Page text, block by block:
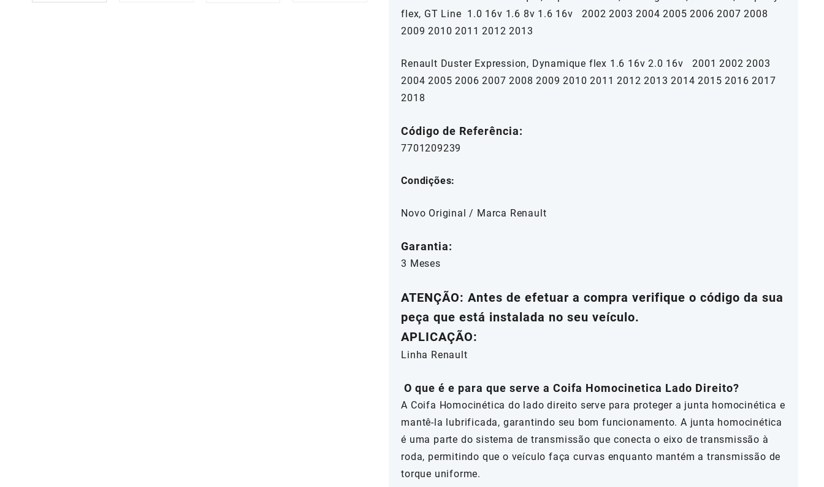
flex, GT Line 1.0 16v 1.6 8v 1.6 16v 2002 2003 2004 2005 2006 2007 2008
2009 2010 2011 2012 2013
Renault Duster Expression, Dynamique flex 1.6 16v 2.0 16v 2001 2002 2003
2004 2005 2006 2007 2008 2009 2010 2011 2012 2013 2014 2015 2016 2017
2018
Código de Referência:
7701209239
Condições:
Novo Original / Marca Renault
Garantia:
3 Meses
ATENÇÃO: Antes de efetuar a compra verifique o código da sua
peça que está instalada no seu veículo.
APLICAÇÃO:
Linha Renault
O que é e para que serve a Coifa Homocinetica Lado Direito?
A Coifa Homocinética do lado direito serve para proteger a junta homocinética e
mantê-la lubrificada, garantindo seu bom funcionamento. A junta homocinética
é uma parte do sistema de transmissão que conecta o eixo de transmissão à
roda, permitindo que o veículo faça curvas enquanto mantém a transmissão de
torque uniforme.